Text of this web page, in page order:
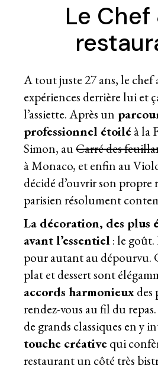
Le Chef
A tout juste 27 ans, le chef
expériences derrière lui et
l’assiette. Après un
professionnel étoiléà la
Simon, auCarré des
à Monaco, et enfin au
décidé d’ouvrir son propre
parisien résolument
La décoration, des plus
avant l’essentiel : le goût.
pour autant au dépourvu.
plat et dessert sont
accords harmonieux
rendez-vous au fil du
de grands classiques en y
touche créativequi
restaurant un côté très